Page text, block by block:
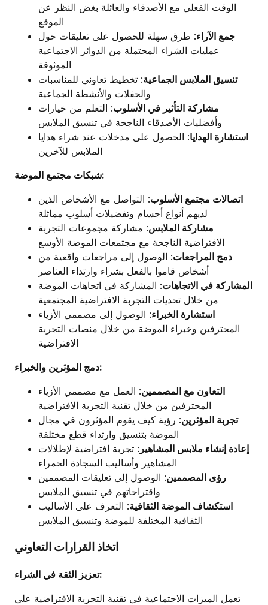
الوقت الفعلي مع الأصدقاء والعائلة بغض النظر عن
الموقع
جمع الآراء: طرق سهلة للحصول على تعليقات حول
عمليات الشراء المحتملة من الدوائر الاجتماعية
الموثوقة
تنسيق الملابس الجماعية: تخطيط تعاوني للمناسبات
والحفلات والأنشطة الجماعية
مشاركة التأثير في الأسلوب: التعلم من خيارات
وأفضليات الأصدقاء الناجحة في تنسيق الملابس
استشارة الهدايا: الحصول على مدخلات عند شراء هدايا
الملابس للآخرين
شبكات مجتمع الموضة:
اتصالات مجتمع الأسلوب: التواصل مع الأشخاص الذين
لديهم أنواع أجسام وتفضيلات أسلوب مماثلة
مشاركة الملابس: مشاركة مجموعات التجربة
الافتراضية الناجحة مع مجتمعات الموضة الأوسع
دمج المراجعات: الوصول إلى مراجعات واقعية من
أشخاص قاموا بالفعل بشراء وارتداء العناصر
المشاركة في الاتجاهات: المشاركة في اتجاهات الموضة
من خلال تحديات التجربة الافتراضية المجتمعية
استشارة الخبراء: الوصول إلى مصممي الأزياء
المحترفين وخبراء الموضة من خلال منصات التجربة
الافتراضية
دمج المؤثرين والخبراء:
التعاون مع المصممين: العمل مع مصممي الأزياء
المحترفين من خلال تقنية التجربة الافتراضية
تجربة المؤثرين: رؤية كيف يقوم المؤثرون في مجال
الموضة بتنسيق وارتداء قطع مختلفة
إعادة إنشاء ملابس المشاهير : تجربة افتراضية لإطلالات
المشاهير وأساليب السجادة الحمراء
رؤى المصممين: الوصول إلى تعليقات المصممين
واقتراحاتهم في تنسيق الملابس
استكشاف الموضة الثقافية: التعرف على الأساليب
الثقافية المختلفة للموضة وتنسيق الملابس
اتخاذ القرارات التعاوني
تعزيز الثقة في الشراء:
تعمل الميزات الاجتماعية في تقنية التجربة الافتراضية على